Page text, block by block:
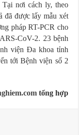
nơi cách ly, theo
đã được lấy mẫu xét
pháp RT-PCR cho
CoV-2. 23 bệnh
viện Đa khoa tỉnh
tới Bệnh viện số 2
tổng hợp